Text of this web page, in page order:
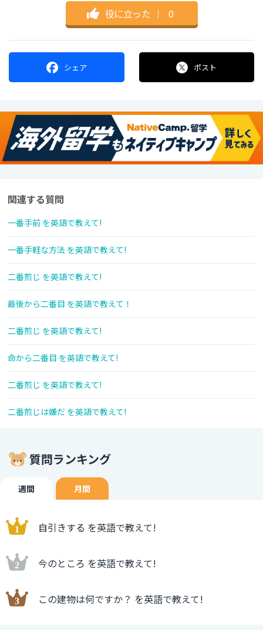
役に立った ｜ 0
シェア ポスト
関連する質問
一番手前 を英語で教えて!
一番手軽な方法 を英語で教えて!
二番煎じ を英語で教えて!
最後から二番目 を英語で教えて！
二番煎じ を英語で教えて!
命から二番目 を英語で教えて!
二番煎じ を英語で教えて!
二番煎じは嫌だ を英語で教えて!
質問ランキング
週間 月間
自引きする を英語で教えて!
今のところ を英語で教えて!
この建物は何ですか？ を英語で教えて!